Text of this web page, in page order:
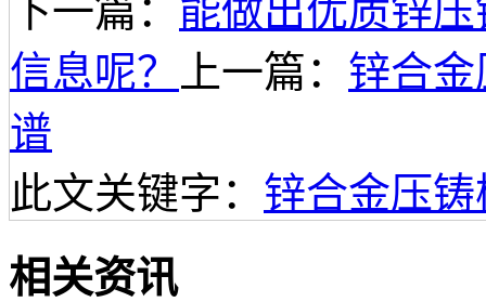
下一篇： 能做出优质锌
信息呢？
上一篇： 锌合
谱
此文关键字： 锌合金压
相关资讯